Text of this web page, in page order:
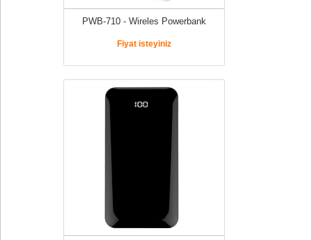
PWB-710 - Wireles Powerbank
Fiyat isteyiniz